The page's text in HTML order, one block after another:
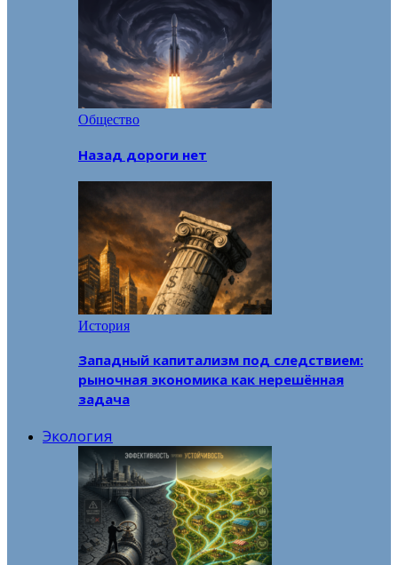
Общество
Назад дороги нет
История
Западный капитализм под следствием:
рыночная экономика как нерешённая
задача
Экология